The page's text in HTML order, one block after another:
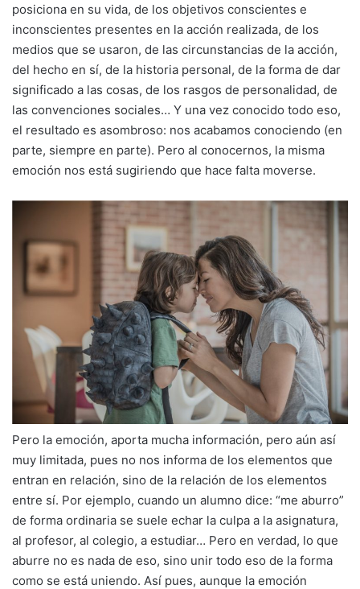
posiciona en su vida, de los objetivos conscientes e
inconscientes presentes en la acción realizada, de los
medios que se usaron, de las circunstancias de la acción,
del hecho en sí, de la historia personal, de la forma de dar
significado a las cosas, de los rasgos de personalidad, de
las convenciones sociales… Y una vez conocido todo eso,
el resultado es asombroso: nos acabamos conociendo (en
parte, siempre en parte). Pero al conocernos, la misma
emoción nos está sugiriendo que hace falta moverse.
Pero la emoción, aporta mucha información, pero aún así
muy limitada, pues no nos informa de los elementos que
entran en relación, sino de la relación de los elementos
entre sí. Por ejemplo, cuando un alumno dice: “me aburro”
de forma ordinaria se suele echar la culpa a la asignatura,
al profesor, al colegio, a estudiar… Pero en verdad, lo que
aburre no es nada de eso, sino unir todo eso de la forma
como se está uniendo. Así pues, aunque la emoción